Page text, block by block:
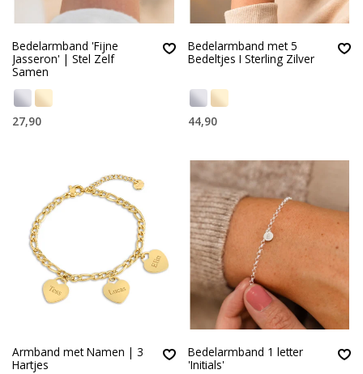
Bedelarmband 'Fijne
Jasseron' | Stel Zelf
Samen
27,90
Bedelarmband met 5
Bedeltjes I Sterling Zilver
44,90
Armband met Namen | 3
Hartjes
Bedelarmband 1 letter
'Initials'